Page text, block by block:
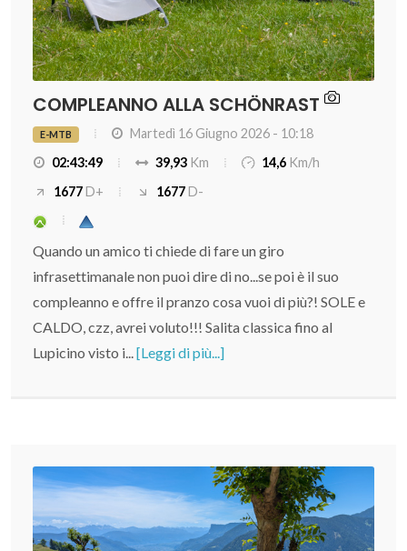
COMPLEANNO ALLA SCHÖNRAST
E-MTB
Martedì 16 Giugno 2026 - 10:18
02:43:49
39,93 Km 14,6 Km/h
1677D+ 1677D-
Quando un amico ti chiede di fare un giro
infrasettimanale non puoi dire di no...se poi è il suo
compleanno e offre il pranzo cosa vuoi di più?! SOLE e
CALDO, czz, avrei voluto!!! Salita classica fino al
Lupicino visto i...[Leggi di più...]